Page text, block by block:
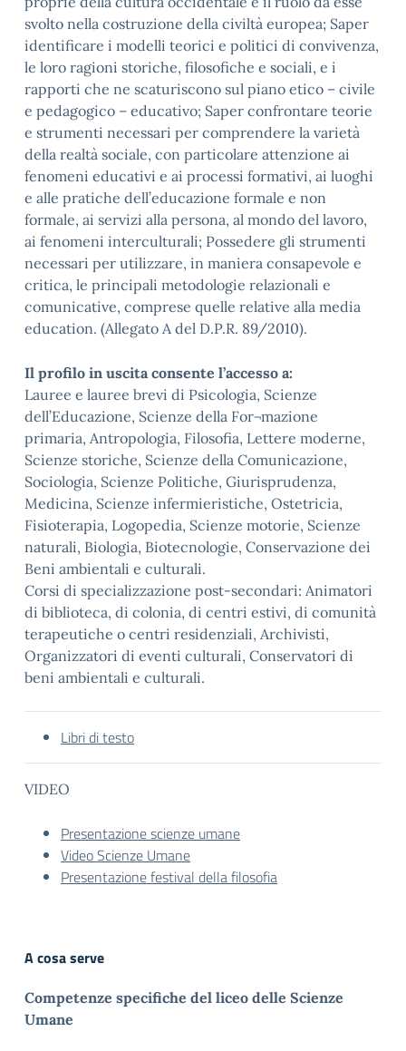
svolto nella costruzione della civiltà europea; Saper
identificare i modelli teorici e politici di convivenza,
le loro ragioni storiche, filosofiche e sociali, e i
rapporti che ne scaturiscono sul piano etico – civile
e pedagogico – educativo; Saper confrontare teorie
e strumenti necessari per comprendere la varietà
della realtà sociale, con particolare attenzione ai
fenomeni educativi e ai processi formativi, ai luoghi
e alle pratiche dell’educazione formale e non
formale, ai servizi alla persona, al mondo del lavoro,
ai fenomeni interculturali; Possedere gli strumenti
necessari per utilizzare, in maniera consapevole e
critica, le principali metodologie relazionali e
comunicative, comprese quelle relative alla media
education. (Allegato A del D.P.R. 89/2010).
Il profilo in uscita consente l’accesso a:
Lauree e lauree brevi di Psicologia, Scienze
dell’Educazione, Scienze della For¬mazione
primaria, Antropologia, Filosofia, Lettere moderne,
Scienze storiche, Scienze della Comunicazione,
Sociologia, Scienze Politiche, Giurisprudenza,
Medicina, Scienze infermieristiche, Ostetricia,
Fisioterapia, Logopedia, Scienze motorie, Scienze
naturali, Biologia, Biotecnologie, Conservazione dei
Beni ambientali e culturali.
Corsi di specializzazione post-secondari: Animatori
di biblioteca, di colonia, di centri estivi, di comunità
terapeutiche o centri residenziali, Archivisti,
Organizzatori di eventi culturali, Conservatori di
beni ambientali e culturali.
Libri di testo
VIDEO
Presentazione scienze umane
Video Scienze Umane
Presentazione festival della filosofia
A cosa serve
Competenze specifiche del liceo delle Scienze
Umane